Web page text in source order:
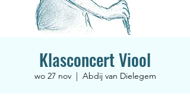
Klasconcert Viool
wo 27 nov
  |
Abdij van Dielegem